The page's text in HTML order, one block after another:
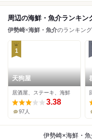
周辺の海鮮・魚介ランキン
伊勢崎×海鮮・魚介のランキン
1
天狗屋
居酒屋、ステーキ、海鮮
3.38
97人
伊勢崎×海鮮・